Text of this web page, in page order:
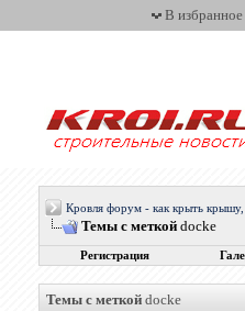
В избранное
Кровля форум - как крыть
Темы с меткой docke
Регистрация
Темы с меткой docke